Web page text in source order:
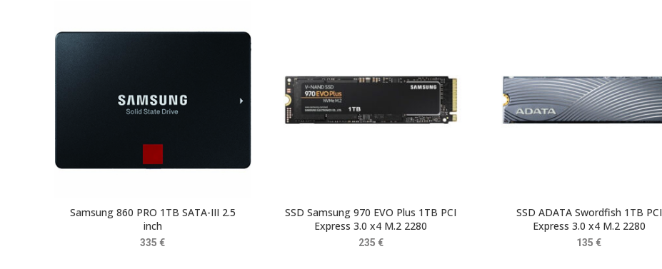
Samsung 860 PRO 1TB SATA-III 2.5
inch
335 €
SSD Samsung 970 EVO Plus 1TB PCI
Express 3.0 x4 M.2 2280
235 €
SSD ADATA Swordfish 1TB PCI
Express 3.0 x4 M.2 2280
135 €